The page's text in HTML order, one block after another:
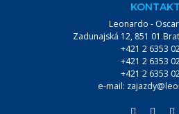
KONTAKT
Leonardo -
Zadunajská 12, 851 01
+421 2 6353
+421 2 6353
+421 2 6353
e-mail: